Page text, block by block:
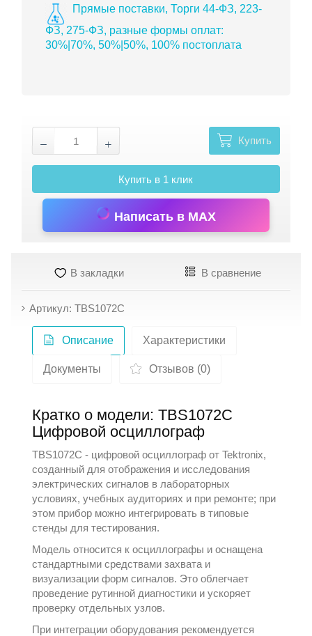
Прямые поставки, Торги 44-ФЗ, 223-
ФЗ, 275-ФЗ, разные формы оплат:
30%|70%, 50%|50%, 100% постоплата
Купить
Купить в 1 клик
Написать в MAX
В закладки В сравнение
Артикул: TBS1072C
Описание Характеристики
Документы Отзывов (0)
Кратко о модели: TBS1072C
Цифровой осциллограф
TBS1072C - цифровой осциллограф отTektronix,
созданный для отображения и исследования
электрических сигналов в лабораторных
условиях, учебных аудиториях и при ремонте; при
этом прибор можно интегрировать в типовые
стенды для тестирования.
Модель относится косциллографы и оснащена
стандартными средствами захвата и
визуализации форм сигналов. Это облегчает
проведение рутинной диагностики и ускоряет
проверку отдельных узлов.
При интеграции оборудования рекомендуется